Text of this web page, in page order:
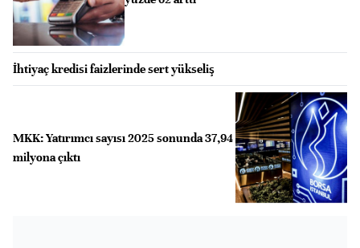
İhtiyaç kredisi faizlerinde sert yükseliş
MKK: Yatırımcı sayısı 2025 sonunda 37,94
milyona çıktı